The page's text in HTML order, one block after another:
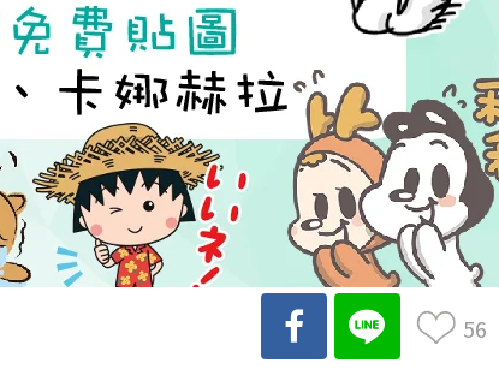
56